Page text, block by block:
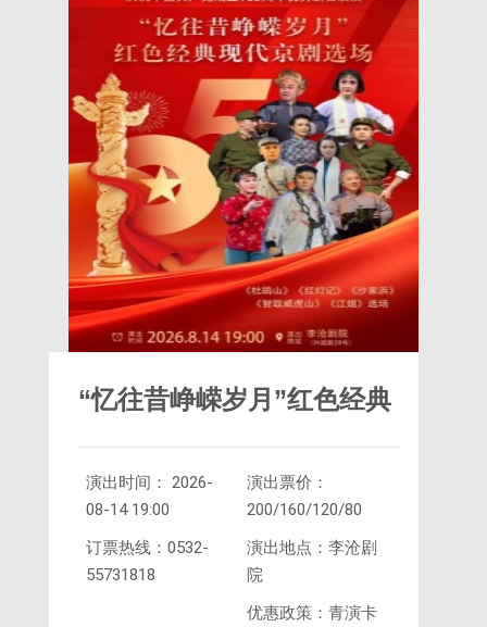
审潘洪，潘始吐实定案。
“忆往昔峥嵘岁月”红色经典
现代京剧选场
演出时间： 2026-
08-14 19:00
订票热线：0532-
55731818
演出票价：
200/160/120/80
演出地点：李沧剧
院
优惠政策：青演卡